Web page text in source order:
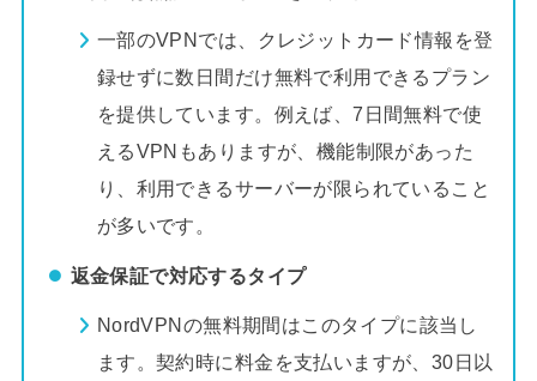
一部のVPNでは、クレジットカード情報を登
録せずに数日間だけ無料で利用できるプラン
を提供しています。例えば、7日間無料で使
えるVPNもありますが、機能制限があった
り、利用できるサーバーが限られていること
が多いです。
返金保証で対応するタイプ
NordVPNの無料期間はこのタイプに該当し
ます。契約時に料金を支払いますが、30日以